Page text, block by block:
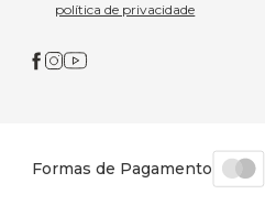
política de privacidade
Formas de Pagamento